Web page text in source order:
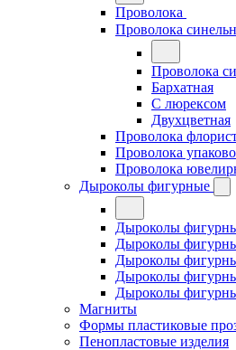
Проволока
Проволока
Проволока
Бархатная
С люрексом
Двухцветная
Проволока
Проволока
Проволока
Дыроколы фигурные
Дыроколы
Дыроколы
Дыроколы
Дыроколы
Дыроколы
Магниты
Формы пластиковые
Пенопластовые изделия